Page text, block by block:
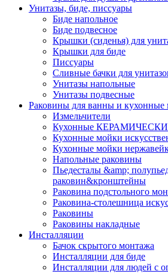
Унитазы, биде, писсуары
Биде напольное
Биде подвесное
Крышки (сиденья) для
Крышки для биде
Писсуары
Сливные бачки для
Унитазы напольные
Унитазы подвесные
Раковины для ванны и кухонные
Измельчители
Кухонные
Кухонные мойки
Кухонные мойки
Напольные раковины
Пьедесталы &amp;
раковин&кронштейны
Раковина подстольного
Раковина-столешница
Раковины
Раковины накладные
Инсталляции
Бачок скрытого монтажа
Инсталляции для биде
Инсталляции для людей с